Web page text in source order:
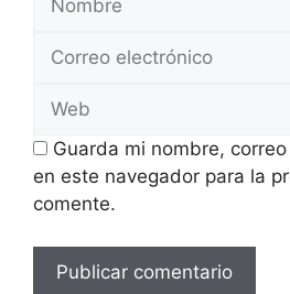
Correo
Web
Guarda mi nombre,
en este navegador para la
comente.